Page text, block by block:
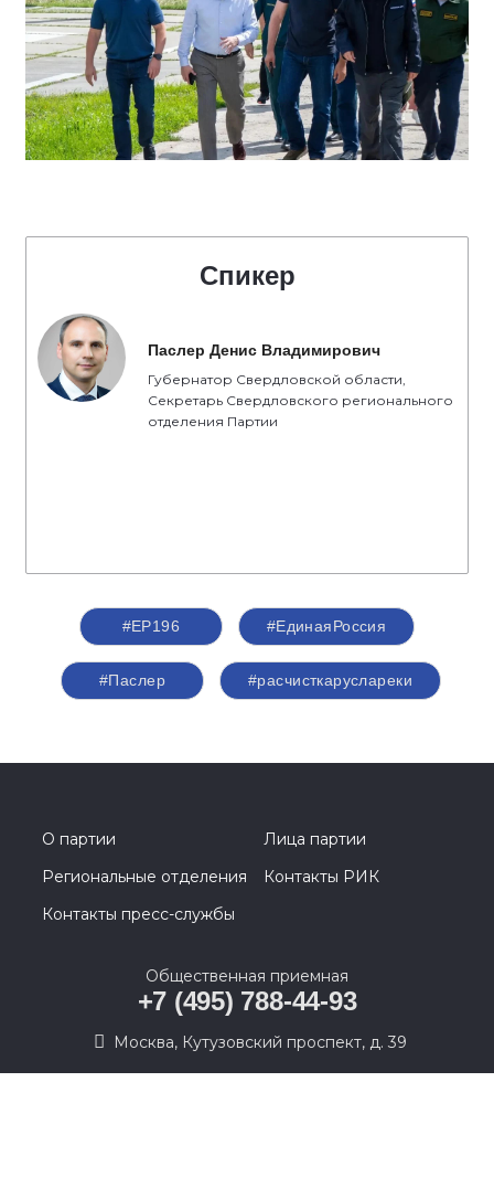
Спикер
Паслер Денис Владимирович
Губернатор Свердловской области,
Секретарь Свердловского регионального
отделения Партии
#ЕР196 #ЕдинаяРоссия
#Паслер #расчисткаруслареки
О партии
Лица партии
Региональные отделения
Контакты РИК
Контакты пресс-службы
Общественная приемная
+7 (495) 788-44-93
Москва, Кутузовский проспект, д. 39